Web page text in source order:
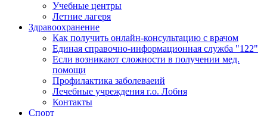
Учебные центры
Летние лагеря
Здравоохранение
Как получить онлайн-консультацию с врачом
Единая справочно-информационная служба "122"
Если возникают сложности в получении мед.
помощи
Профилактика заболеваеий
Лечебные учреждения г.о. Лобня
Контакты
Спорт